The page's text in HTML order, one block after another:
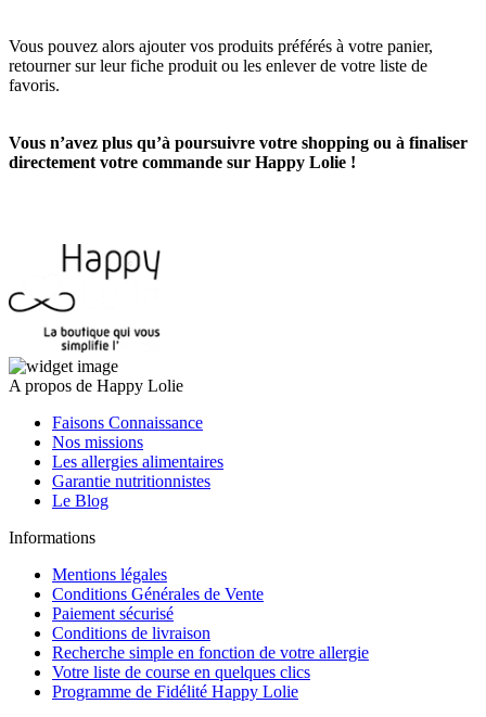
Vous pouvez alors ajouter vos produits préférés à votre panier,
retourner sur leur fiche produit ou les enlever de votre liste de
favoris.
Vous n’avez plus qu’à poursuivre votre shopping ou à finaliser
directement votre commande sur Happy Lolie !
A propos de Happy Lolie
Faisons Connaissance
Nos missions
Les allergies alimentaires
Garantie nutritionnistes
Le Blog
Informations
Mentions légales
Conditions Générales de Vente
Paiement sécurisé
Conditions de livraison
Recherche simple en fonction de votre allergie
Votre liste de course en quelques clics
Programme de Fidélité Happy Lolie